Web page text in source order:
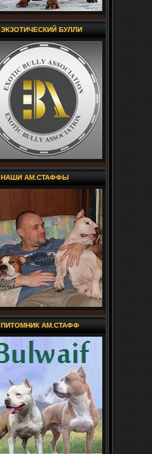
ЭКЗОТИЧЕСКИЙ БУЛЛИ
НАШИ АМ.СТАФФЫ
ПИТОМНИК АМ.СТАФФ